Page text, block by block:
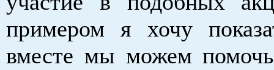
примером я хочу
вместе мы можем